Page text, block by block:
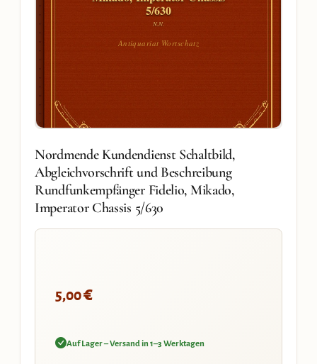
5/630
N.N.
Antiquariat Wortschatz
Nordmende Kundendienst Schaltbild,
Abgleichvorschrift und Beschreibung
Rundfunkempfänger Fidelio, Mikado,
Imperator Chassis 5/630
5,00€
Auf Lager – Versand in 1–3 Werktagen